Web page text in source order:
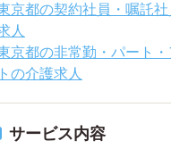
京都の契約社員・嘱託
人
京都の非常勤・パート・
トの介護求人
サービス内容